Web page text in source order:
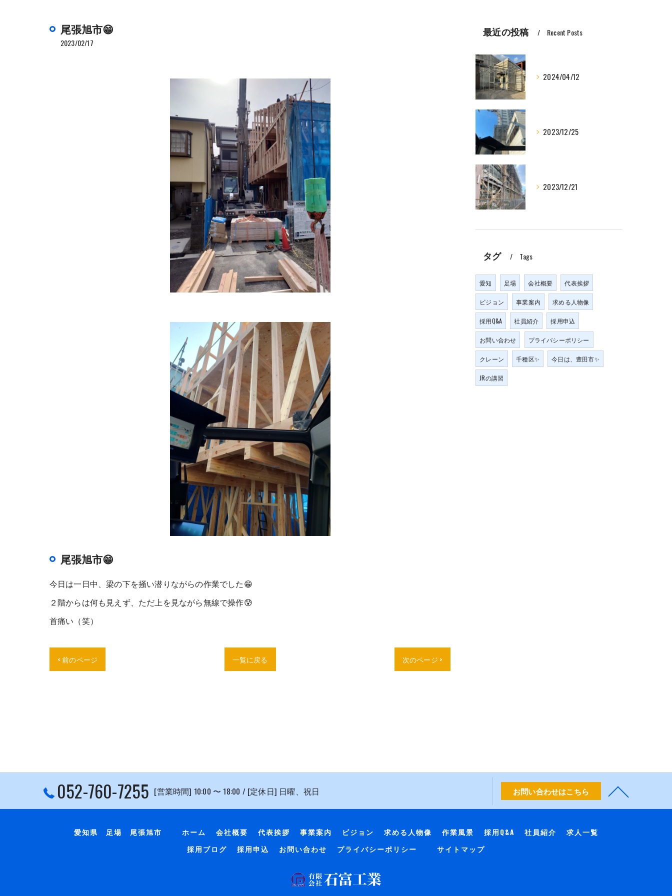
尾張旭市😁
2023/02/17
尾張旭市😁
今日は一日中、梁の下を掻い潜りながらの作業でした😁
２階からは何も見えず、ただ上を見ながら無線で操作😰
首痛い（笑）
< 前のページ 一覧に戻る 次のページ >
最近の投稿 Recent Posts
2024/04/12
2023/12/25
2023/12/21
タグ Tags
愛知 足場 会社概要 代表挨拶
ビジョン 事業案内 求める人物像
採用Q&A 社員紹介 採用申込
お問い合わせ プライバシーポリシー
クレーン 千種区✨ 今日は、豊田市✨
JRの講習
052-760-7255 [営業時間] 10:00 〜 18:00 / [定休日] 日曜、祝日 お問い合わせはこちら
愛知県 足場 尾張旭市 ホーム 会社概要 代表挨拶 事業案内 ビジョン 求める人物像 作業風景 採用Q&A 社員紹介
求人一覧
採用ブログ
採用申込 お問い合わせ プライバシーポリシー サイトマップ